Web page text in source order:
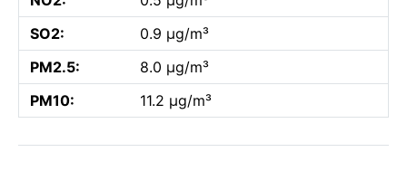
SO2:
0.9 µg/m³
PM2.5:
8.0 µg/m³
PM10:
11.2 µg/m³